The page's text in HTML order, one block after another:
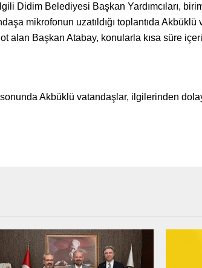
Didim Belediyesi Başkan Yardımcıları,
mikrofonun uzatıldığı toplantıda
alan Başkan Atabay, konularla kısa süre
Akbüklü vatandaşlar, ilgilerinden